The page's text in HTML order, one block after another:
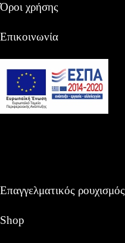
Όροι χρήσης
Επικοινωνία
Επαγγελματικός ρουχισμός
Shop